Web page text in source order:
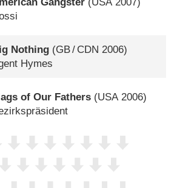
Nothing (GB/ CDN 2006)
Hymes
of Our Fathers (USA2006)